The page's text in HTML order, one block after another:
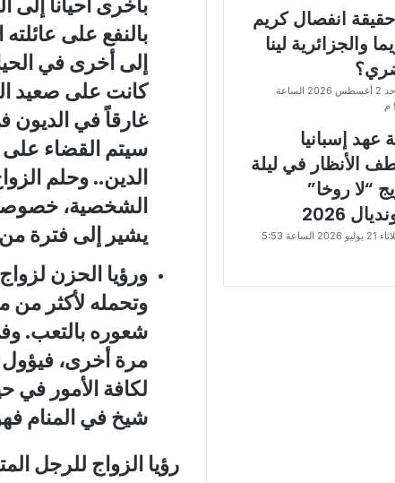
بالنفع على
إلى أخرى في
كانت على صعيد
غارقاً في الديون
سيتم القضاء
الدين.. وحلم
الشخصية، خصوصاً
يشير إلى فترة
ورؤيا الحزن
وتحمله لأكثر
شعوره بالتعب.
مرة أخرى،
لكافة الأمور في
شيخ في المنام
رؤيا الزواج للرجل
انفصال كريم
والجزائرية لينا
الأحد 2 أغسطس 2026 الساعة
عهد إسبانيا
الأنظار في ليلة
“لا روخا”
2026
الثلاثاء 21 يوليو 2026 الساعة 5:53